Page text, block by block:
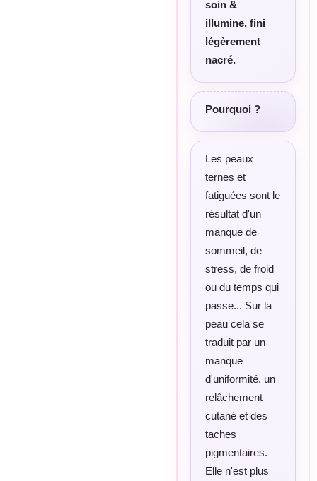
soin &
illumine, fini
légèrement
nacré.
Pourquoi ?
Les peaux
ternes et
fatiguées sont le
résultat d'un
manque de
sommeil, de
stress, de froid
ou du temps qui
passe... Sur la
peau cela se
traduit par un
manque
d'uniformité, un
relâchement
cutané et des
taches
pigmentaires.
Elle n'est plus